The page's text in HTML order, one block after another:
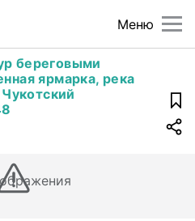
Меню
береговыми
ярмарка, река